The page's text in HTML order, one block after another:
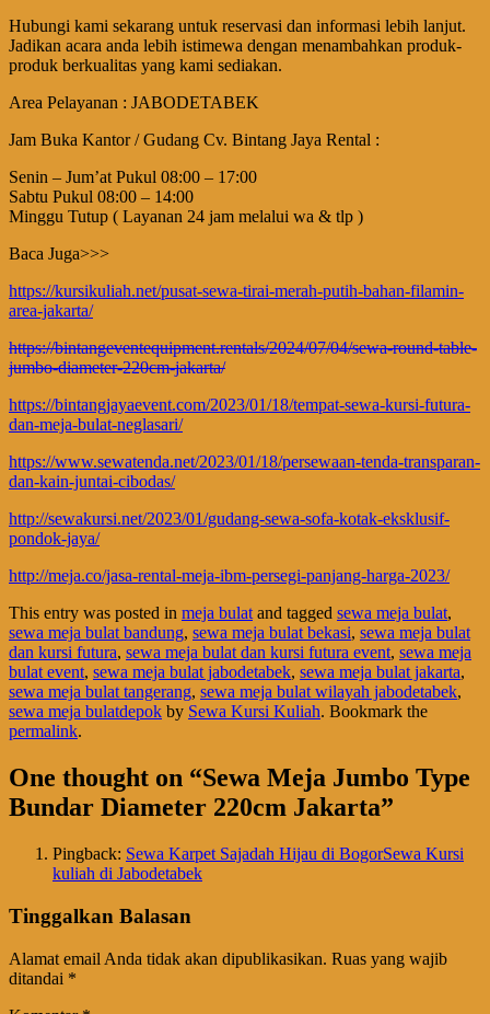
Hubungi kami sekarang untuk reservasi dan informasi lebih lanjut.
Jadikan acara anda lebih istimewa dengan menambahkan produk-
produk berkualitas yang kami sediakan.
Area Pelayanan : JABODETABEK
Jam Buka Kantor / Gudang Cv. Bintang Jaya Rental :
Senin – Jum’at Pukul 08:00 – 17:00
Sabtu Pukul 08:00 – 14:00
Minggu Tutup ( Layanan 24 jam melalui wa & tlp )
Baca Juga>>>
https://kursikuliah.net/pusat-sewa-tirai-merah-putih-bahan-filamin-
area-jakarta/
https://bintangeventequipment.rentals/2024/07/04/sewa-round-table-
jumbo-diameter-220cm-jakarta/
https://bintangjayaevent.com/2023/01/18/tempat-sewa-kursi-futura-
dan-meja-bulat-neglasari/
https://www.sewatenda.net/2023/01/18/persewaan-tenda-transparan-
dan-kain-juntai-cibodas/
http://sewakursi.net/2023/01/gudang-sewa-sofa-kotak-eksklusif-
pondok-jaya/
http://meja.co/jasa-rental-meja-ibm-persegi-panjang-harga-2023/
This entry was posted in meja bulat and tagged sewa meja bulat,
sewa meja bulat bandung, sewa meja bulat bekasi, sewa meja bulat
dan kursi futura, sewa meja bulat dan kursi futura event, sewa meja
bulat event, sewa meja bulat jabodetabek, sewa meja bulat jakarta,
sewa meja bulat tangerang, sewa meja bulat wilayah jabodetabek,
sewa meja bulatdepok by Sewa Kursi Kuliah. Bookmark the
permalink.
One thought on “Sewa Meja Jumbo Type
Bundar Diameter 220cm Jakarta”
Pingback: Sewa Karpet Sajadah Hijau di BogorSewa Kursi
kuliah di Jabodetabek
Tinggalkan Balasan
Alamat email Anda tidak akan dipublikasikan. Ruas yang wajib
ditandai *